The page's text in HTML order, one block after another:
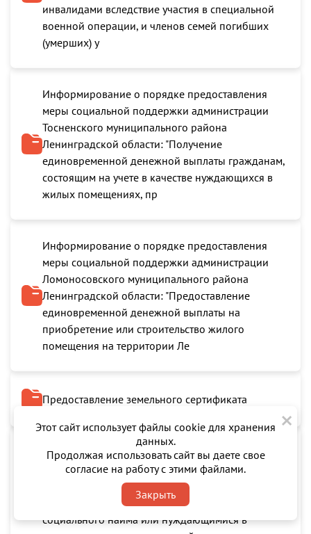
×
Этот сайт использует файлы cookie для хранения
данных.
Продолжая использовать сайт вы даете свое
согласие на работу с этими файлами.
Закрыть
инвалидами вследствие участия в специальной
военной операции, и членов семей погибших
(умерших) у
Информирование о порядке предоставления
меры социальной поддержки администрации
Тосненского муниципального района
Ленинградской области: "Получение
единовременной денежной выплаты гражданам,
состоящим на учете в качестве нуждающихся в
жилых помещениях, пр
Информирование о порядке предоставления
меры социальной поддержки администрации
Ломоносовского муниципального района
Ленинградской области: "Предоставление
единовременной денежной выплаты на
приобретение или строительство жилого
помещения на территории Ле
Предоставление земельного сертификата
Предоставление жилых помещений семьям
участников специальной военной операции
(СВО), признанным нуждающимися в жилых
помещениях, предоставляемых по договорам
социального найма или нуждающимися в